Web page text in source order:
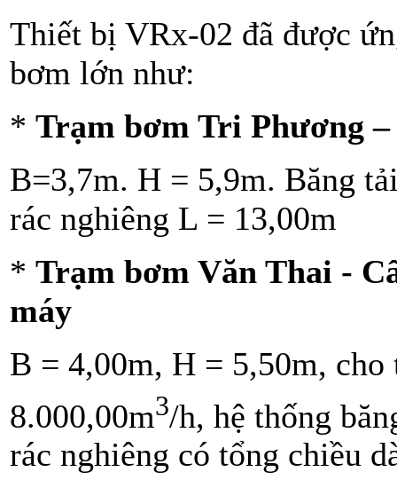
Thiết bị VRx-02 đã được
bơm lớn như:
* Trạm bơm Tri Phương
B=3,7m. H = 5,9m. Băng
rác nghiêng L = 13,00m
* Trạm bơm Văn Thai -
máy
B = 4,00m, H = 5,50m,
8.000,00m3/h, hệ thống
rác nghiêng có tổng chiều